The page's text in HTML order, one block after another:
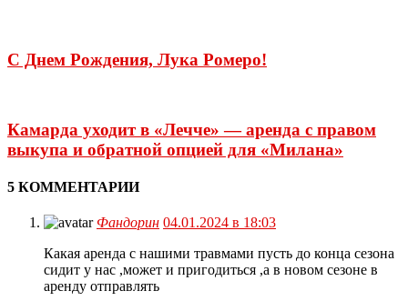
С Днем Рождения, Лука Ромеро!
Камарда уходит в «Лечче» — аренда с правом
выкупа и обратной опцией для «Милана»
5 КОММЕНТАРИИ
Фандорин 04.01.2024 в 18:03
Какая аренда с нашими травмами пусть до конца сезона
сидит у нас ,может и пригодиться ,а в новом сезоне в
аренду отправлять